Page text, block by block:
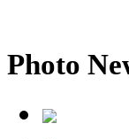
Photo